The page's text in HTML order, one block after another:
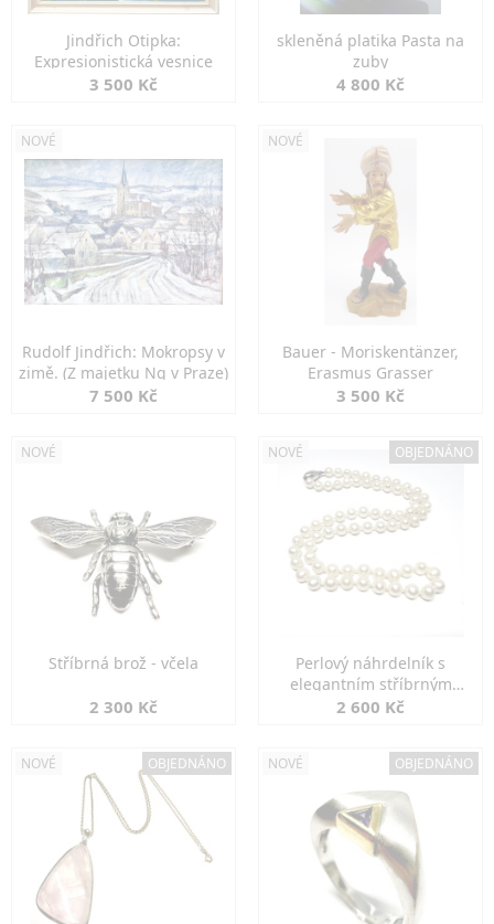
Jindřich Otipka:
Expresionistická vesnice
3 500 Kč
skleněná platika Pasta na
zuby
4 800 Kč
NOVÉ
Rudolf Jindřich: Mokropsy v
zimě. (Z majetku Ng v Praze)
7 500 Kč
NOVÉ
Bauer - Moriskentänzer,
Erasmus Grasser
3 500 Kč
NOVÉ
Stříbrná brož - včela
2 300 Kč
NOVÉ OBJEDNÁNO
Perlový náhrdelník s
elegantním stříbrným
zapínáním
2 600 Kč
NOVÉ OBJEDNÁNO NOVÉ OBJEDNÁNO